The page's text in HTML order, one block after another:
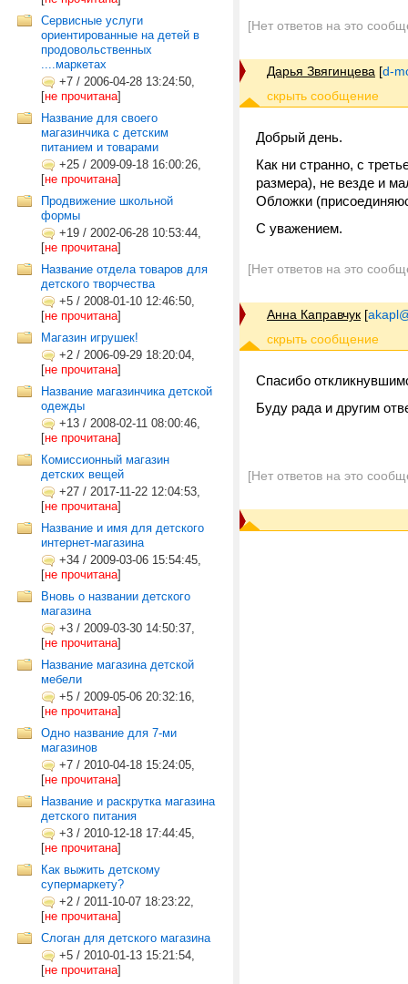
Сервисные услуги
ориентированные на детей в
продовольственных
....маркетах
+7 / 2006-04-28 13:24:50,
[не прочитана]
Название для своего
магазинчика с детским
питанием и товарами
+25 / 2009-09-18 16:00:26,
[не прочитана]
Продвижение школьной
формы
+19 / 2002-06-28 10:53:44,
[не прочитана]
Название отдела товаров для
детского творчества
+5 / 2008-01-10 12:46:50,
[не прочитана]
Магазин игрушек!
+2 / 2006-09-29 18:20:04,
[не прочитана]
Название магазинчика детской
одежды
+13 / 2008-02-11 08:00:46,
[не прочитана]
Комиссионный магазин
детских вещей
+27 / 2017-11-22 12:04:53,
[не прочитана]
Название и имя для детского
интернет-магазина
+34 / 2009-03-06 15:54:45,
[не прочитана]
Вновь о названии детского
магазина
+3 / 2009-03-30 14:50:37,
[не прочитана]
Название магазина детской
мебели
+5 / 2009-05-06 20:32:16,
[не прочитана]
Одно название для 7-ми
магазинов
+7 / 2010-04-18 15:24:05,
[не прочитана]
Название и раскрутка магазина
детского питания
+3 / 2010-12-18 17:44:45,
[не прочитана]
Как выжить детскому
супермаркету?
+2 / 2011-10-07 18:23:22,
[не прочитана]
Слоган для детского магазина
+5 / 2010-01-13 15:21:54,
[не прочитана]
[Нет ответов на это
Дарья Звягинцева [d-
Добрый день.
Как ни странно, с
размера), не везде и
Обложки
С уважением.
[Нет ответов на это
Анна Каправчук [
Спасибо
Буду рада и другим
[Нет ответов на это